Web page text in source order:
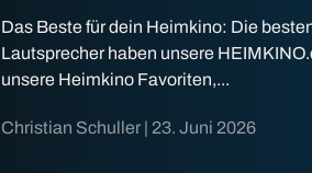
Das Beste für dein Heimkino: Die
Lautsprecher haben unsere
unsere Heimkino Favoriten,...
Christian Schuller | 23. Juni 2026